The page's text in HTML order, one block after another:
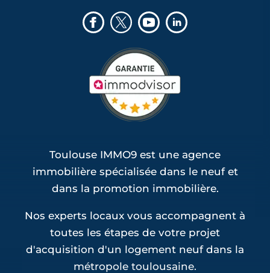
Toulouse IMMO9 est une agence
immobilière spécialisée dans le neuf et
dans la promotion immobilière.
Nos experts locaux vous accompagnent à
toutes les étapes de votre projet
d'acquisition d'un logement neuf dans la
métropole toulousaine.